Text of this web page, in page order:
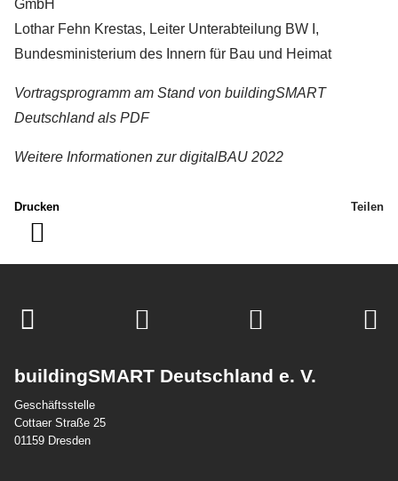
GmbH
Lothar Fehn Krestas, Leiter Unterabteilung BW I,
Bundesministerium des Innern für Bau und Heimat
Vortragsprogramm am Stand von buildingSMART
Deutschland als PDF
Weitere Informationen zur digitalBAU 2022
Drucken Teilen
buildingSMART Deutschland e. V.
Geschäftsstelle
Cottaer Straße 25
01159 Dresden